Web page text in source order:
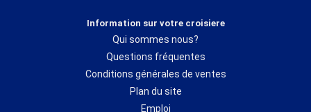
Information sur votre croisiere
Qui sommes nous?
Questions fréquentes
Conditions générales de ventes
Plan du site
Emploi